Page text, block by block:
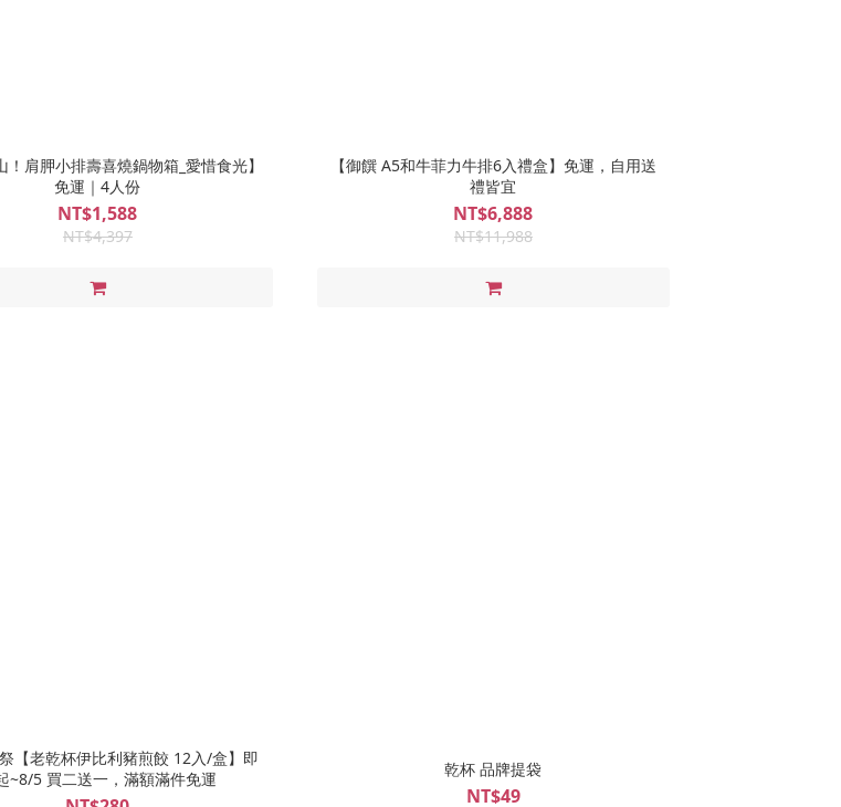
！肩胛小排壽喜燒鍋物箱_愛惜食光】
免運｜4人份
NT$1,588
NT$4,397
【御饌 A5和牛菲力牛排6入禮盒】免運，自用送
禮皆宜
NT$6,888
NT$11,988
【老乾杯伊比利豬煎餃 12入/盒】即
~8/5 買二送一，滿額滿件免運
乾杯 品牌提袋
NT$49